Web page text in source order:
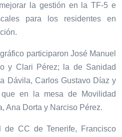
la gestión en la TF-5 e
para los residentes en
.
participaron José Manuel
y Clari Pérez; la de Sanidad
Dávila, Carlos Gustavo Díaz y
en la mesa de Movilidad
Ana Dorta y Narciso Pérez.
de CC de Tenerife, Francisco